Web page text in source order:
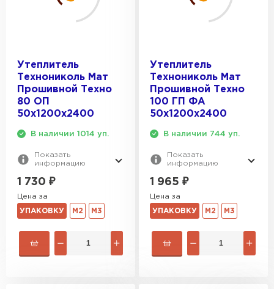
Утеплитель
Технониколь Мат
Прошивной Техно
80 ОП
50х1200х2400
В наличии 1014 уп.
Показать
информацию
1 730 ₽
Цена за
УПАКОВКУ М2 М3
Утеплитель
Технониколь Мат
Прошивной Техно
100 ГП ФА
50х1200х2400
В наличии 744 уп.
Показать
информацию
1 965 ₽
Цена за
УПАКОВКУ М2 М3